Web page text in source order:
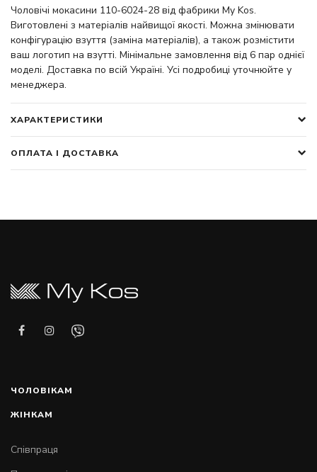
Чоловічі мокасини 110-6024-28 від фабрики My Kos.
Виготовлені з матеріалів найвищої якості. Можна змінювати
конфігурацію взуття (заміна матеріалів), а також розмістити
ваш логотип на взутті. Мінімальне замовлення від 6 пар однієї
моделі. Доставка по всій Україні. Усі подробиці уточнюйте у
менеджера.
ХАРАКТЕРИСТИКИ
ОПЛАТА І ДОСТАВКА
ЧОЛОВІКАМ
ЖІНКАМ
Співпраця